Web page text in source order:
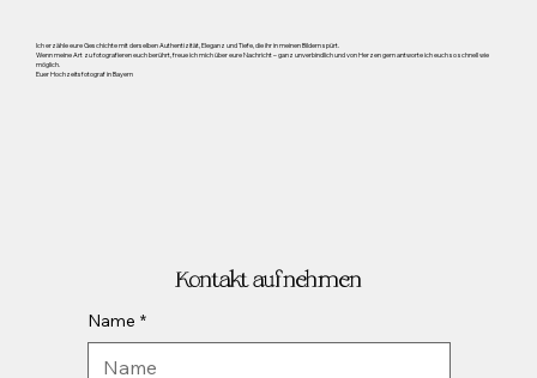
Ich erzähle eure Geschichte mit derselben Authentizität, Eleganz und Tiefe, die ihr in meinen Bildern spürt.
Wenn meine Art zu fotografieren euch berührt, freue ich mich über eure Nachricht – ganz unverbindlich und von Herzen gern antworte ich euch so schnell wie
möglich.
Euer Hochzeitsfotograf in Bayern
Kontakt aufnehmen
Name *